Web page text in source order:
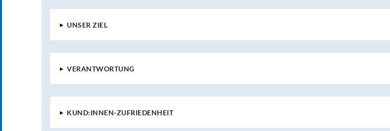
▸ UNSER ZIEL
▸ VERANTWORTUNG
▸ KUND:INNEN-ZUFRIEDENHEIT